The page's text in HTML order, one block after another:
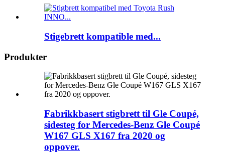
Stigebrett kompatible med...
Produkter
Fabrikkbasert stigbrett til Gle Coupé,
sidesteg for Mercedes-Benz Gle Coupé
W167 GLS X167 fra 2020 og
oppover.